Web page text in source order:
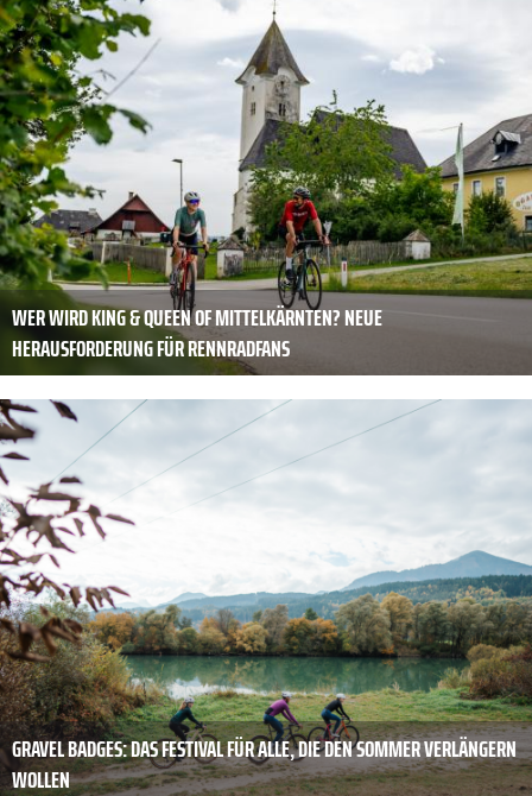
WER WIRD KING & QUEEN OF MITTELKÄRNTEN? NEUE
HERAUSFORDERUNG FÜR RENNRADFANS
GRAVEL BADGES: DAS FESTIVAL FÜR ALLE, DIE DEN SOMMER VERLÄNGERN
WOLLEN